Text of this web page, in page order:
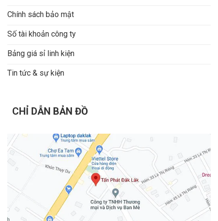
Chính sách bảo mật
Số tài khoản công ty
Bảng giá sỉ linh kiện
Tin tức & sự kiện
CHỈ DẪN BẢN ĐỒ